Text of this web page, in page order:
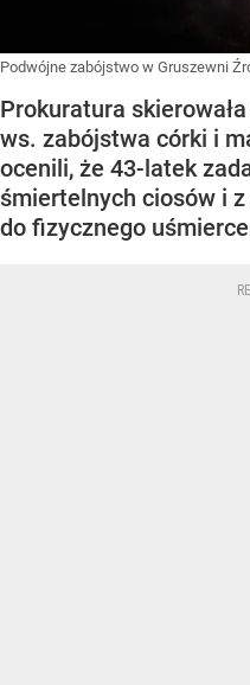
Podwójne zabójstwo w Gruszewni
Prokuratura
ws. zabójstwa córki i
ocenili, że 43-latek
śmiertelnych ciosów i
do fizycznego